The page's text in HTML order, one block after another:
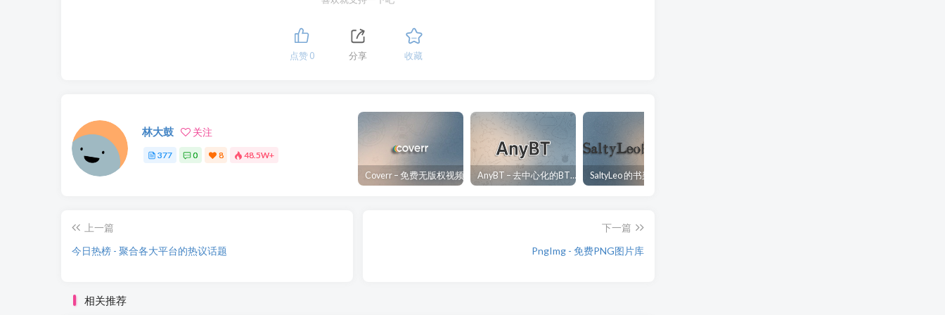
点赞 0 分享 收藏
林大鼓 关注
377 0 8
48.5W+
AnyBT – 去中心化的BT资源下载网站
上一篇
今日热榜 - 聚合各大平台的热议话题
下一篇
PngImg - 免费PNG图片库
相关推荐